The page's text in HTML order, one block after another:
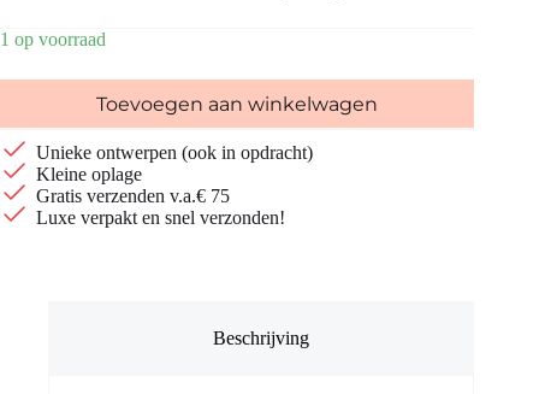
1 op voorraad
Toevoegen aan winkelwagen
Unieke ontwerpen (ook in opdracht)
Kleine oplage
Gratis verzenden v.a.€ 75
Luxe verpakt en snel verzonden!
Beschrijving